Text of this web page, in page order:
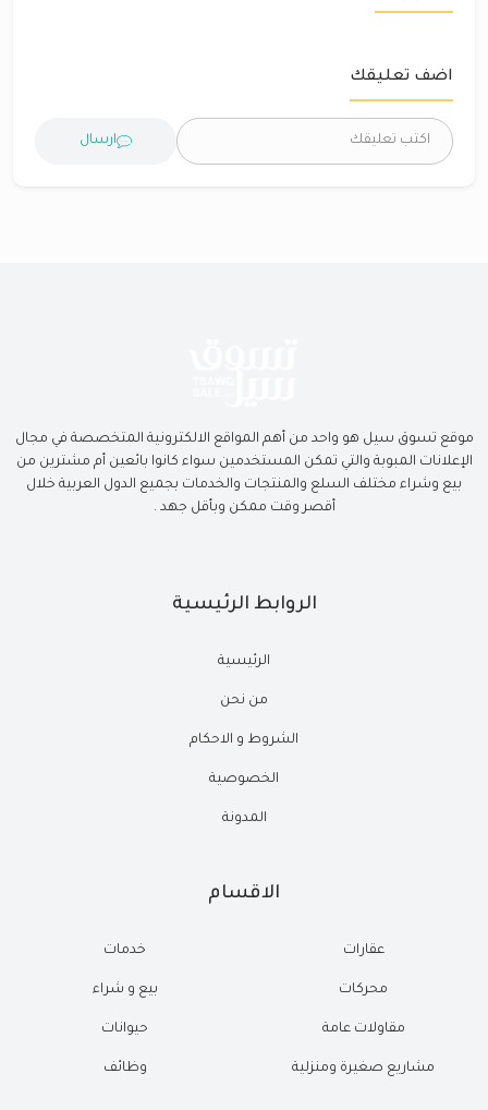
اضف تعليقك
ارسال
موقع تسوق سيل هو واحد من أهم المواقع الالكترونية المتخصصة في مجال
الإعلانات المبوبة والتي تمكن المستخدمين سواء كانوا بائعين أم مشترين من
بيع وشراء مختلف السلع والمنتجات والخدمات بجميع الدول العربية خلال
أقصر وقت ممكن وبأقل جهد .
الروابط الرئيسية
الرئيسية
من نحن
الشروط و الاحكام
الخصوصية
المدونة
الاقسام
عقارات
محركات
مقاولات عامة
مشاريع صغيرة ومنزلية
خدمات
بيع و شراء
حيوانات
وظائف